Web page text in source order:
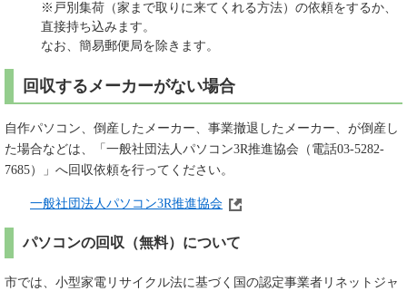
※戸別集荷（家まで取りに来てくれる方法）の依頼をするか、
直接持ち込みます。
なお、簡易郵便局を除きます。
回収するメーカーがない場合
自作パソコン、倒産したメーカー、事業撤退したメーカー、が倒産し
た場合などは、「一般社団法人パソコン3R推進協会（電話03-5282-
7685）」へ回収依頼を行ってください。
一般社団法人パソコン3R推進協会
パソコンの回収（無料）について
市では、小型家電リサイクル法に基づく国の認定事業者リネットジャ